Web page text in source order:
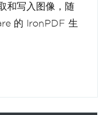
和写入图像，随
的 IronPDF 生